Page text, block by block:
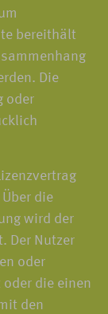
bereithält
Die
oder
die
wird der
Der Nutzer
oder
die einen
den